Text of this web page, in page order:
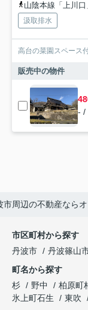
山陰本線「上川
汲取排水
高台の菜園スペース
販売中の物件
- /
市周辺の不動産なら
市区町村から探す
丹波市
丹波篠山
町名から探す
杉
野中 柏原町
氷上町石生
東吹